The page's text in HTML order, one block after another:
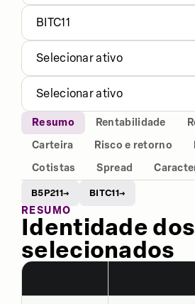
BITC11
Selecionar ativo
Selecionar ativo
Resumo Rentabilidade
Carteira
Risco e retorno
Cotistas
Spread
B5P211→ BITC11→
RESUMO
Identidade
selecionados